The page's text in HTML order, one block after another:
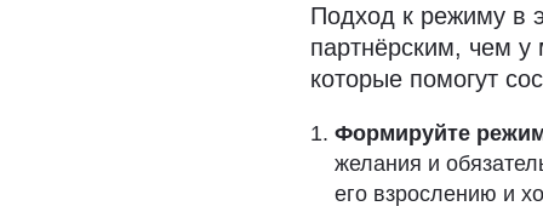
Подход к режиму в
партнёрским, чем у
которые помогут
Формируйте
желания и
его взрослению и